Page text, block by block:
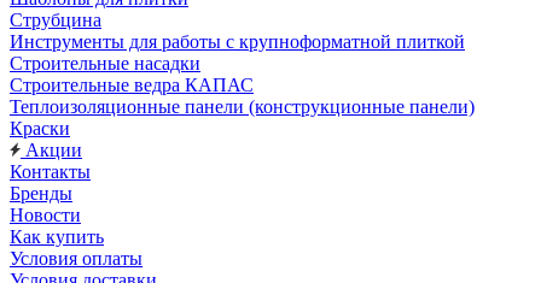
Струбцина
Инструменты для работы с крупноформатной плиткой
Строительные насадки
Строительные ведра КАПАС
Теплоизоляционные панели (конструкционные панели)
Краски
Акции
Контакты
Бренды
Новости
Как купить
Условия оплаты